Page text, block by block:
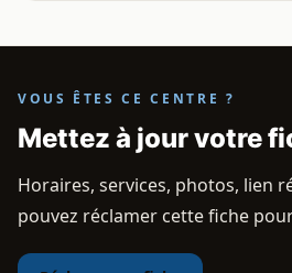
VOUS ÊTES CE CENTRE ?
Mettez à jour votre
Horaires, services, photos, lien
pouvez réclamer cette fiche